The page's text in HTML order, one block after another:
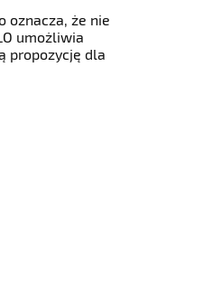
oznacza, że nie
umożliwia
propozycję dla